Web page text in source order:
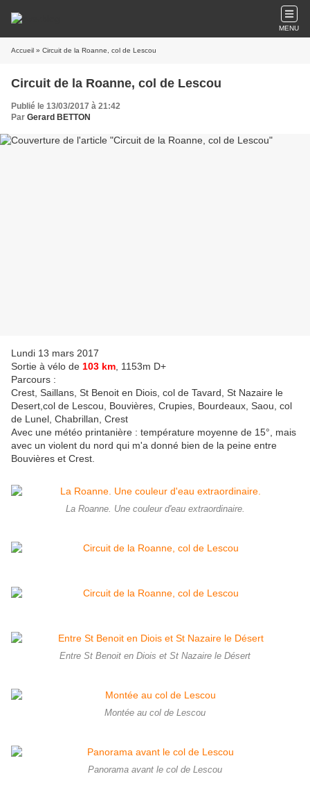
MENU
Accueil » Circuit de la Roanne, col de Lescou
Circuit de la Roanne, col de Lescou
Publié le 13/03/2017 à 21:42
Par Gerard BETTON
Lundi 13 mars 2017
Sortie à vélo de 103 km , 1153m D+
Parcours :
Crest, Saillans, St Benoit en Diois, col de Tavard, St Nazaire le
Desert,col de Lescou, Bouvières, Crupies, Bourdeaux, Saou, col
de Lunel, Chabrillan, Crest
Avec une météo printanière : température moyenne de 15°, mais
avec un violent du nord qui m'a donné bien de la peine entre
Bouvières et Crest.
La Roanne. Une couleur d'eau extraordinaire.
Entre St Benoit en Diois et St Nazaire le Désert
Montée au col de Lescou
Panorama avant le col de Lescou